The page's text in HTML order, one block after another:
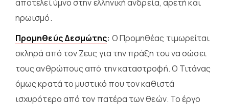
αποτελεί ύμνο στην ελληνική ανδρεία, αρετή και
ηρωισμό.
Προμηθεύς Δεσμώτης: Ο Προμηθέας τιμωρείται
σκληρά από τον Ζευς για την πράξη του να σώσει
τους ανθρώπους από την καταστροφή. Ο Τιτάνας
όμως κρατά το μυστικό που τον καθιστά
ισχυρότερο από τον πατέρα των θεών. Το έργο